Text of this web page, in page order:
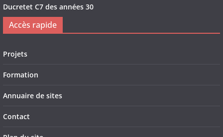
Ducretet C7 des années 30
Accès rapide
Projets
Formation
Annuaire de sites
Contact